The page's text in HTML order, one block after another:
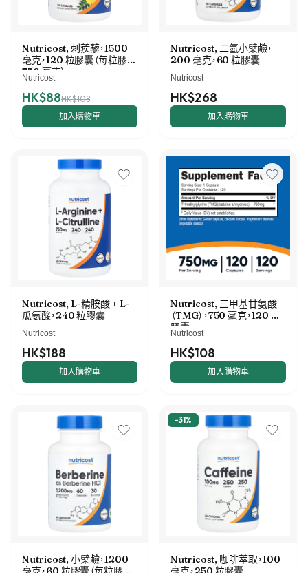
Nutricost, 刺蒺藜，1500
毫克，120 粒膠囊（每粒膠囊
750 毫克）
Nutricost
HK$88HK$108
加入購物車
Nutricost, 二氫小檗鹼，
200 毫克，60 粒膠囊
Nutricost
HK$268
加入購物車
Nutricost, L-精胺酸 + L-
瓜氨酸，240 粒膠囊
Nutricost
HK$188
加入購物車
Nutricost, 三甲基甘氨酸
（TMG），750 毫克，120 粒
膠囊
Nutricost
HK$108
加入購物車
Nutricost, 小檗鹼，1200
-31%
Nutricost, 咖啡萃取，100